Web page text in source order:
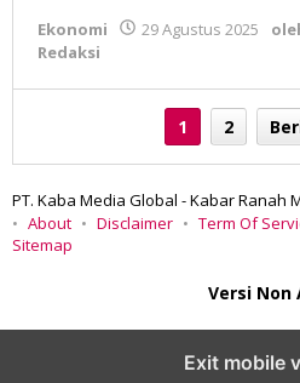
Ekonomi 29 Agustus 2025
Redaksi
1 2
PT. Kaba Media Global - Kabar Ranah
About
Disclaimer Term Of
Sitemap
Versi Non
Exit mobile